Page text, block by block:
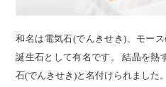
和名は電気石(でんきせき)、モー
誕生石として有名です。 結晶を熱
石(でんきせき)と名付けられました。